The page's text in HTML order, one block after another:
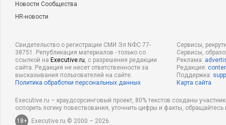
Новости Сообщества
HR-новости
Свидетельство о регистрации СМИ Эл NФС 77-
38751. Републикация материалов - только со
ссылкой на Executive.ru, с разрешения редакции
сайта. Редакция не несет ответственности за
высказывания пользователей на сайте.
Политика обработки персональных данных
Сервисы,
Сервисы,
Реклама:
Редакция:
Поддержка:
Карта сайта
Executive.ru – краудсорсинговый проект, 80% текстов созданы
оспорить логику повествования, уточнить цифры и факты,
18+
Executive.ru © 2000 – 2026.